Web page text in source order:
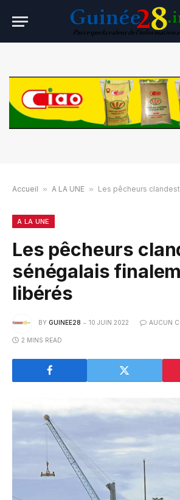
Accueil » A LA UNE » Les pêcheurs clandestins
A LA UNE
Les pêcheurs
sénégalais
libérés
BY GUINEE28 10 JUIN 2022 AUCUN
2 MINS READ